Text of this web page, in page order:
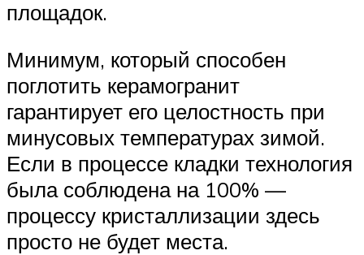
площадок.
Минимум, который способен
поглотить керамогранит
гарантирует его целостность при
минусовых температурах зимой.
Если в процессе кладки технология
была соблюдена на 100% —
процессу кристаллизации здесь
просто не будет места.